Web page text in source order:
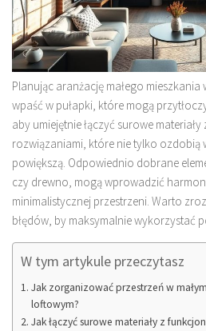
Planując aranżację małego mieszkania
wpaść w pułapki, które mogą
aby umiejętnie łączyć surowe
rozwiązaniami, które nie tylko ozdobią
powiększą. Odpowiednio dobrane
czy drewno, mogą wprowadzić
minimalistycznej przestrzeni. Warto
błędów, by maksymalnie wykorzystać
W tym artykule przeczytasz
Jak zorganizować przestrzeń w
loftowym?
Jak łączyć surowe materiały z